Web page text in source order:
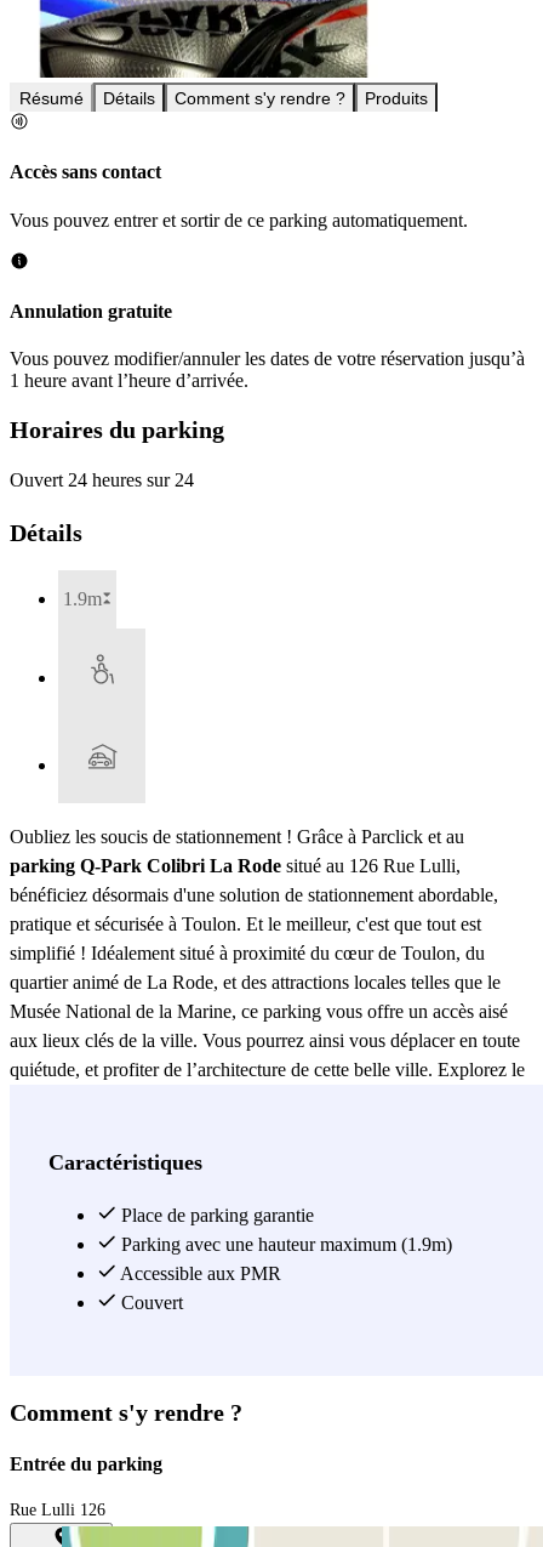
Résumé Détails Comment s'y rendre ? Produits
Accès sans contact
Vous pouvez entrer et sortir de ce parking automatiquement.
Annulation gratuite
Vous pouvez modifier/annuler les dates de votre réservation jusqu’à
1 heure avant l’heure d’arrivée.
Horaires du parking
Ouvert 24 heures sur 24
Détails
1.9m
Oubliez les soucis de stationnement ! Grâce à Parclick et au
parking Q-Park Colibri La Rode situé au 126 Rue Lulli,
bénéficiez désormais d'une solution de stationnement abordable,
pratique et sécurisée à Toulon. Et le meilleur, c'est que tout est
simplifié ! Idéalement situé à proximité du cœur de Toulon, du
quartier animé de La Rode, et des attractions locales telles que le
Musée National de la Marine, ce parking vous offre un accès aisé
aux lieux clés de la ville. Vous pourrez ainsi vous déplacer en toute
quiétude, et profiter de l’architecture de cette belle ville. Explorez le
dynamique de la ville tout en découvrant ses quartiers animés, le tout
restaurants emblématiques de la ville, tels que ""Le Petit Port"" pour
une expérience culinaire mémorable, ou ""La Cantine du Port"" où
vous pourrez déguster une cuisine provençale authentique dans une
atmosphère conviviale. Réservez avec Parclick et hop, vous avez
Caractéristiques
Place de parking garantie
Parking avec une hauteur maximum (1.9m)
Accessible aux PMR
Couvert
Comment s'y rendre ?
Entrée du parking
Rue Lulli 126